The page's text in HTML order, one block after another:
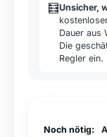
🧮Unsicher,
Dauer aus
Die
Regler ein.
Noch nötig: